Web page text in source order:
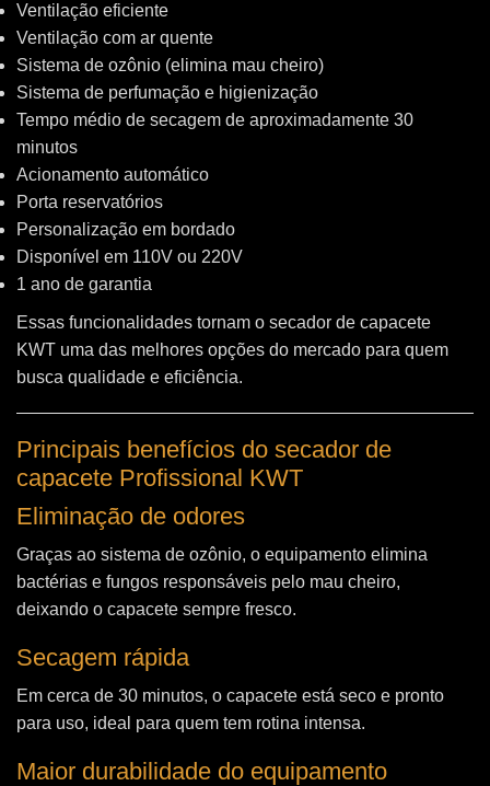
Ventilação eficiente
Ventilação com ar quente
Sistema de ozônio (elimina mau cheiro)
Sistema de perfumação e higienização
Tempo médio de secagem de aproximadamente 30
minutos
Acionamento automático
Porta reservatórios
Personalização em bordado
Disponível em 110V ou 220V
1 ano de garantia
Essas funcionalidades tornam o secador de capacete
KWT uma das melhores opções do mercado para quem
busca qualidade e eficiência.
Principais benefícios do secador de
capacete Profissional KWT
Eliminação de odores
Graças ao sistema de ozônio, o equipamento elimina
bactérias e fungos responsáveis pelo mau cheiro,
deixando o capacete sempre fresco.
Secagem rápida
Em cerca de 30 minutos, o capacete está seco e pronto
para uso, ideal para quem tem rotina intensa.
Maior durabilidade do equipamento